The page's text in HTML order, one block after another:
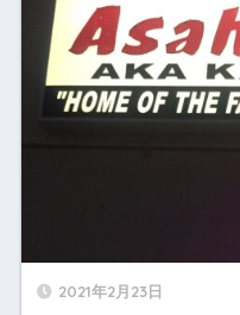
2021年2月23日